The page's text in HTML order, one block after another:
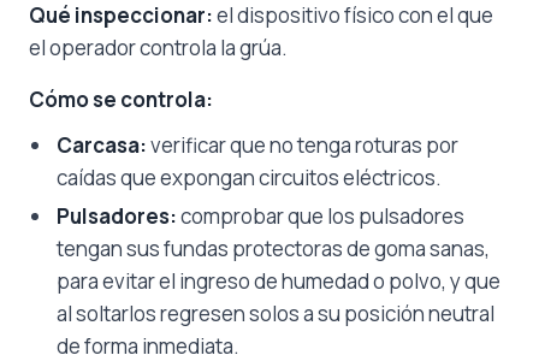
Qué inspeccionar:el dispositivo físico con el que
el operador controla la grúa.
Cómo se controla:
Carcasa:verificar que no tenga roturas por
caídas que expongan circuitos eléctricos.
Pulsadores:comprobar que los pulsadores
tengan sus fundas protectoras de goma sanas,
para evitar el ingreso de humedad o polvo, y que
al soltarlos regresen solos a su posición neutral
de forma inmediata.